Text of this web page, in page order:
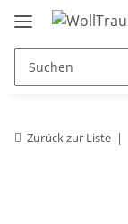
Zurück zur Liste